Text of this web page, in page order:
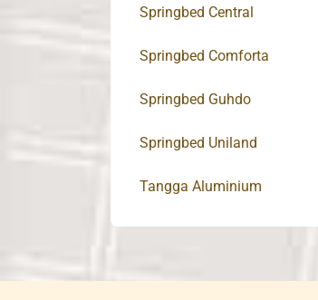
Springbed Central
Springbed Comforta
Springbed Guhdo
Springbed Uniland
Tangga Aluminium